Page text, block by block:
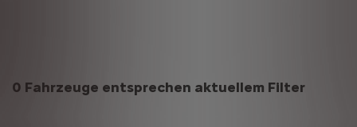
Suchergebnisse
0 Fahrzeuge entsprechen aktuellem Filter